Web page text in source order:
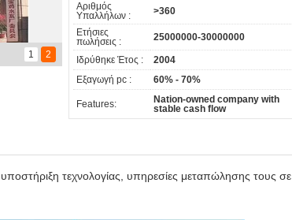
1 2
Αριθμός
Υπαλλήλων :
>360
Ετήσιες
πωλήσεις :
25000000-30000000
Ιδρύθηκε Έτος :
2004
Εξαγωγή pc :
60% - 70%
Features:
Nation-owned company with
stable cash flow
τεχνολογίας, υπηρεσίες μεταπώλησης τους σε